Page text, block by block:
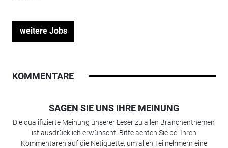
weitere Jobs
KOMMENTARE
SAGEN SIE UNS IHRE MEINUNG
Die qualifizierte Meinung unserer Leser zu allen Branchenthemen
ist ausdrücklich erwünscht. Bitte achten Sie bei Ihren
Kommentaren auf die Netiquette, um allen Teilnehmern eine